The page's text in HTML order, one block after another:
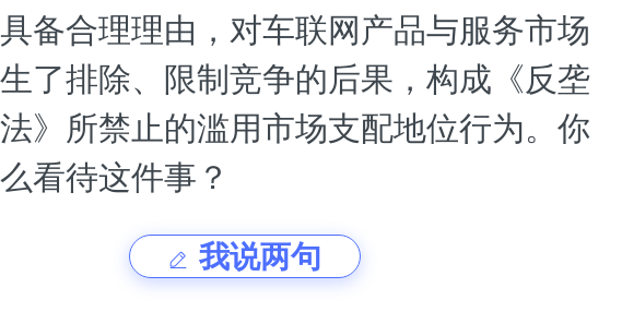
备合理理由，对车联网产品与服务市场
了排除、限制竞争的后果，构成《反垄
》所禁止的滥用市场支配地位行为。你
看待这件事？
我说两句